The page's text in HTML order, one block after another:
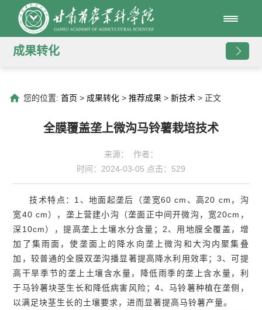
成果转化
您的位置: 首页 > 成果转化 > 推荐成果 > 新技术 > 正文
全膜覆盖垄上微沟马铃薯栽培技术
来源： 作者：
时间：2024-03-05 点击： 529
技术特点：1、地面起垄后（垄宽60 cm、高20 cm，沟
宽40 cm），垄上营建小沟（垄面正中间开微沟，宽20cm，
深10cm），提高垄上土壤水分含量；2、用地膜全覆盖，增
加了集雨面，使垄面上的降水向垄上微沟和大沟内聚集叠
加，较普通的全膜双垄沟播显著提高降水利用效率；3、可提
高干旱季节的垄上土壤含水量，降低雨季的垄上含水量，利
于马铃薯块茎生长和降低病害风险；4、马铃薯种植在垄侧，
以满足块茎生长的土壤要求，进而显著提高马铃薯产量。